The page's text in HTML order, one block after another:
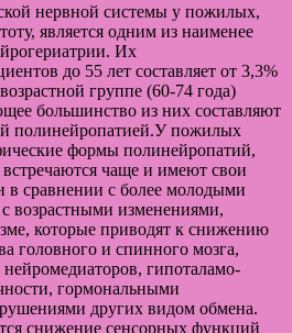
нервной системы у пожилых,
является одним из наименее
Их
до 55 лет составляет от 3,3%
группе (60-74 года)
большинство из них составляют
полинейропатией.У пожилых
формы полинейропатий,
чаще и имеют свои
в сравнении с более молодыми
возрастными изменениями,
которые приводят к снижению
головного и спинного мозга,
гипоталамо-
гормональными
других видом обмена.
снижение сенсорных функций